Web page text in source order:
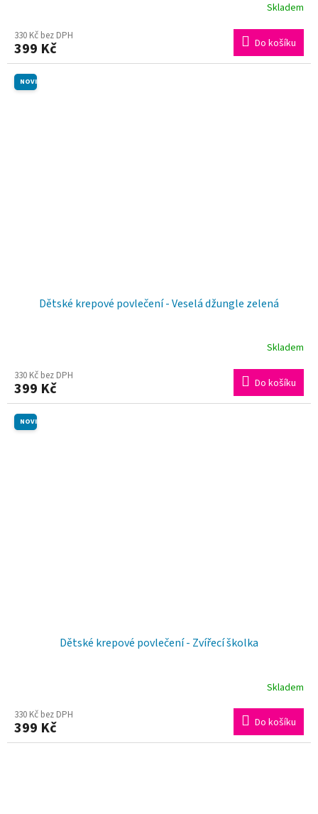
Skladem
330 Kč bez DPH
399 Kč Do košíku
NOVINKA
Dětské krepové povlečení - Veselá džungle zelená
Skladem
330 Kč bez DPH
399 Kč Do košíku
NOVINKA
Dětské krepové povlečení - Zvířecí školka
Skladem
330 Kč bez DPH
399 Kč Do košíku